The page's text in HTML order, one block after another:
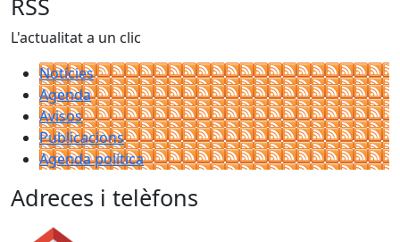
RSS
L'actualitat a un clic
Notícies
Agenda
Avisos
Publicacions
Agenda política
Adreces i telèfons